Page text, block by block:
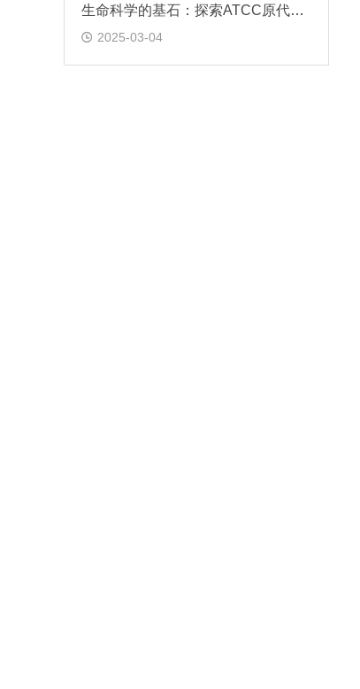
生命科学的基石：探索ATCC原代细胞的魅力
2025-03-04